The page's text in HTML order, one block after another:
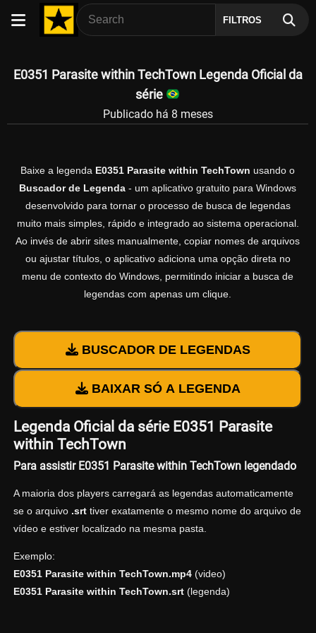
FILTROS
E0351 Parasite within TechTown Legenda Oficial da
série
Publicado há 8 meses
Baixe a legenda E0351 Parasite within TechTown usando o
Buscador de Legenda - um aplicativo gratuito para Windows
desenvolvido para tornar o processo de busca de legendas
muito mais simples, rápido e integrado ao sistema operacional.
Ao invés de abrir sites manualmente, copiar nomes de arquivos
ou ajustar títulos, o aplicativo adiciona uma opção direta no
menu de contexto do Windows, permitindo iniciar a busca de
legendas com apenas um clique.
BUSCADOR DE LEGENDAS
BAIXAR SÓ A LEGENDA
Legenda Oficial da série E0351 Parasite
within TechTown
Para assistir E0351 Parasite within TechTown legendado
A maioria dos players carregará as legendas automaticamente
se o arquivo .srttiver exatamente o mesmo nome do arquivo de
vídeo e estiver localizado na mesma pasta.
Exemplo:
E0351 Parasite within TechTown.mp4(video)
E0351 Parasite within TechTown.srt(legenda)